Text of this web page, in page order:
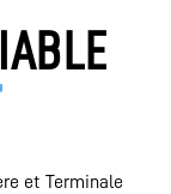
et Terminale